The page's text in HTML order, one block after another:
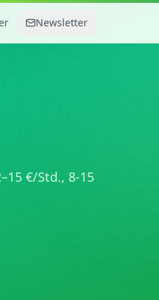
Newsletter
–15 €/Std., 8-15